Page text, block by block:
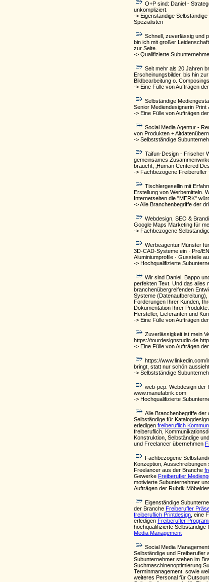
O+P sind: Daniel -
unkompliziert.
-> Eigenständige
Spezialisten
Schnell, zuverlässig und
bin ich mit großer
zur Seite.
-> Qualifizierte
Seit mehr als 20 Jahren
Erscheinungsbilder, bis hin
Bildbearbeitung o.
-> Eine Fülle von Aufträgen
Selbständige
Senior Mediendesignerin Print
-> Eine Fülle von Aufträgen
Social Media Agentur -
von Produkten +
-> Selbstständige
Taifun-Design - Frischer
gemeinsames
braucht, ‚Human Centered
-> Fachbezogene
Tischlergesellin mit
Erstellung von Werbemitteln.
Internetseiten die "MERK"
-> Alle Branchenbegriffe der
Webdesign, SEO &
Google Maps Marketing für
-> Fachbezogene
Werbeagentur Münster
3D-CAD-Systeme ein · Pro/
Aluminiumprofile · Gussteile
-> Hochqualifizierte
Wir sind Daniel, Bappo
perfekten Text. Und das alles
branchenübergreifenden
Systeme
Forderungen Ihrer Kunden,
Dokumentation Ihrer
Hersteller, Lieferanten und
-> Eine Fülle von Aufträgen
Zuverlässigkeit ist mein
https://tourdesignstudio.de
-> Eine Fülle von Aufträgen
https://
bringt, statt nur schön aussieht.
-> Selbstständige
web-pep. Webdesign der
www.manufabrik.com
-> Hochqualifizierte
Alle Branchenbegriffe
Selbständige für
erledigen freiberuflich
freiberuflich,
Konstruktion, Selbständige
und Freelancer übernehmen
Fachbezogene
Konzeption,
Freelancer aus der Branche
Gewerke Freiberufler
motivierte Subunternehmer
Aufträgen der Rubrik
Eigenständige
der Branche Freiberufler
freiberuflich Printdesign , eine
erledigen Freiberufler
hochqualifizierte
Media Management
Social Media
Selbständige und Freiberufler
Subunternehmer stehen im
Suchmaschinenoptimierung
Terminmanagement, sowie
weiteres Personal für